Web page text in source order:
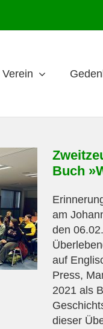
Verein
Buch
am
den
auf
Press,
2021 als
dieser